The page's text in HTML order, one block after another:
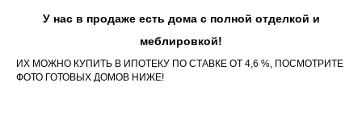
У нас в продаже есть дома с полной отделкой и
меблировкой!
ИХ МОЖНО КУПИТЬ В ИПОТЕКУ ПО СТАВКЕ ОТ 4,6 %, ПОСМОТРИТЕ
ФОТО ГОТОВЫХ ДОМОВ НИЖЕ!